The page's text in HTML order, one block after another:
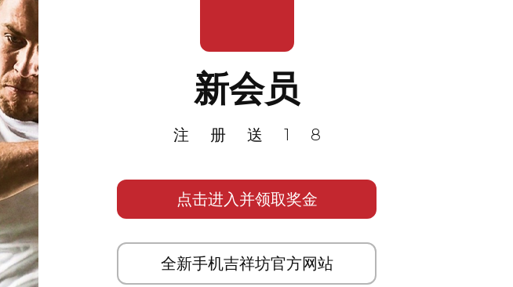
新会员
注册送18
点击进入并领取奖金
全新手机吉祥坊官方网站